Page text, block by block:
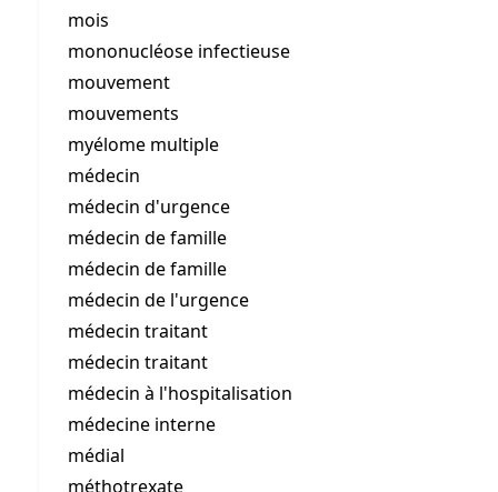
mois
mononucléose infectieuse
mouvement
mouvements
myélome multiple
médecin
médecin d'urgence
médecin de famille
médecin de famille
médecin de l'urgence
médecin traitant
médecin traitant
médecin à l'hospitalisation
médecine interne
médial
méthotrexate